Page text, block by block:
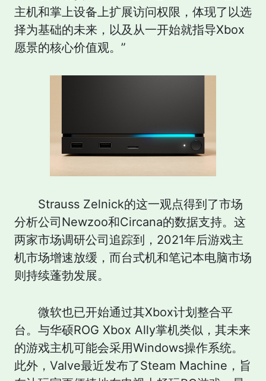
主机和掌上设备上扩展访问权限，体现了以选
择为基础的未来，以及从一开始就指导Xbox
愿景的核心价值观。”
Strauss Zelnick的这一观点得到了市场
分析公司Newzoo和Circana的数据支持。这
两家市场调研公司追踪到，2021年后游戏主
机市场增速放缓，而台式机和笔记本电脑市场
则持续蓬勃发展。
微软也已开始通过其Xbox计划整合平
台。与华硕ROG Xbox Ally掌机类似，其未来
的游戏主机可能会采用Windows操作系统。
此外，Valve最近发布了Steam Machine，旨